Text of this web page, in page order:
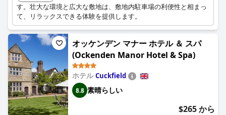
す。壮大な環境と広大な敷地は、敷地内駐車場の利便性と相まっ
て、リラックスできる体験を提供します。
オッケンデン マナー ホテル ＆ スパ
(Ockenden Manor Hotel & Spa)
ホテルCuckfield
8.8 素晴らしい
$265 から